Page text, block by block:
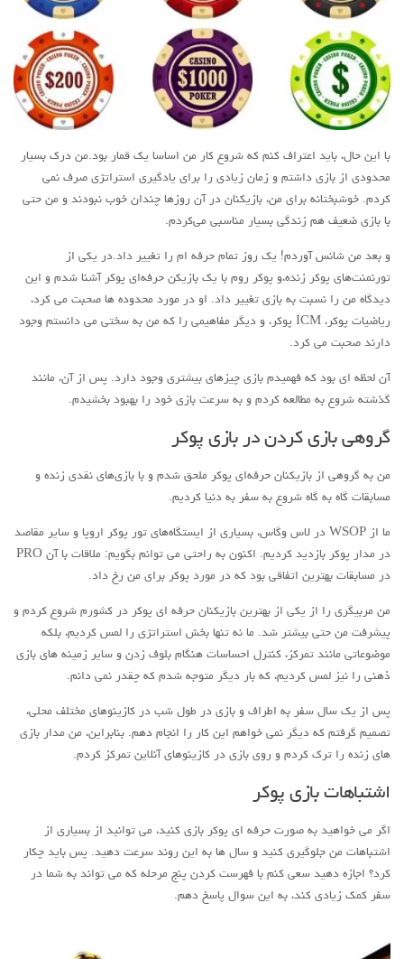
با این حال، باید اعتراف کنم که شروع کار من اساسا یک قمار بود.من درک بسیار
محدودی از بازی داشتم و زمان زیادی را برای یادگیری استراتژی صرف نمی
کردم. خوشبختانه برای من، بازیکنان در آن روزها چندان خوب نبودند و من حتی
با بازی ضعیف هم زندگی بسیار مناسبی می‌کردم.
و بعد من شانس آوردم! یک روز تمام حرفه ام را تغییر داد.در یکی از
تورنمنت‌های پوکر زنده،و پوکر روم با یک بازیکن حرفه‌ای پوکر آشنا شدم و این
دیدگاه من را نسبت به بازی تغییر داد. او در مورد محدوده ها صحبت می کرد،
ریاضیات پوکر، ICM پوکر، و دیگر مفاهیمی را که من به سختی می دانستم وجود
دارند صحبت می کرد.
آن لحظه ای بود که فهمیدم بازی چیزهای بیشتری وجود دارد. پس از آن، مانند
گذشته شروع به مطالعه کردم و به سرعت بازی خود را بهبود بخشیدم.
گروهی بازی کردن در بازی پوکر
من به گروهی از بازیکنان حرفه‌ای پوکر ملحق شدم و با بازی‌های نقدی زنده و
مسابقات گاه به گاه شروع به سفر به دنیا کردیم.
ما از WSOP در لاس وگاس، بسیاری از ایستگاه‌های تور پوکر اروپا و سایر مقاصد
در مدار پوکر بازدید کردیم. اکنون به راحتی می توانم بگویم: ملاقات با آن PRO
در مسابقات بهترین اتفاقی بود که در مورد پوکر برای من رخ داد.
من مربیگری را از یکی از بهترین بازیکنان حرفه ای پوکر در کشورم شروع کردم و
پیشرفت من حتی بیشتر شد. ما نه تنها بخش استراتژی را لمس کردیم، بلکه
موضوعاتی مانند تمرکز، کنترل احساسات هنگام بلوف زدن و سایر زمینه های بازی
ذهنی را نیز لمس کردیم، که بار دیگر متوجه شدم که چقدر نمی دانم.
پس از یک سال سفر به اطراف و بازی در طول شب در کازینوهای مختلف محلی،
تصمیم گرفتم که دیگر نمی خواهم این کار را انجام دهم. بنابراین، من مدار بازی
های زنده را ترک کردم و روی بازی در کازینوهای آنلاین تمرکز کردم.
اشتباهات بازی پوکر
اگر می خواهید به صورت حرفه ای پوکر بازی کنید، می توانید از بسیاری از
اشتباهات من جلوگیری کنید و سال ها به این روند سرعت دهید. پس باید چکار
کرد؟ اجازه دهید سعی کنم با فهرست کردن پنج مرحله که می تواند به شما در
سفر کمک زیادی کند، به این سوال پاسخ دهم.